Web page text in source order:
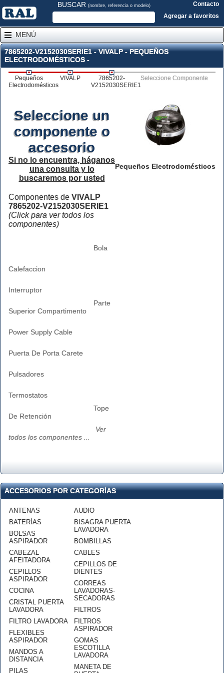
BUSCAR (nombre, referencia o modelo)
Contacto
Agregar a favoritos
MENÚ
7865202-V2152030SERIE1 - VIVALP - PEQUEÑOS
ELECTRODOMÉSTICOS -
Pequeños
Electrodomésticos
VIVALP
7865202-
V2152030SERIE1
Seleccione Componente
Pequeños Electrodomésticos
Seleccione un
componente o
accesorio
Si no lo encuentra, háganos
una consulta y lo
buscaremos por usted
Componentes de VIVALP
7865202-V2152030SERIE1
(Click para ver todos los
componentes)
Bola
Calefaccion
Interruptor
Parte
Superior Compartimento
Power Supply Cable
Puerta De Porta Carete
Pulsadores
Termostatos
Tope
De Retención
Ver
todos los componentes ...
ACCESORIOS POR CATEGORÍAS
ANTENAS
BATERÍAS
BOLSAS
ASPIRADOR
CABEZAL
AFEITADORA
CEPILLOS
ASPIRADOR
COCINA
CRISTAL PUERTA
LAVADORA
FILTRO LAVADORA
FLEXIBLES
ASPIRADOR
MANDOS A
DISTANCIA
PILAS
AUDIO
BISAGRA PUERTA
LAVADORA
BOMBILLAS
CABLES
CEPILLOS DE
DIENTES
CORREAS
LAVADORAS-
SECADORAS
FILTROS
FILTROS
ASPIRADOR
GOMAS
ESCOTILLA
LAVADORA
MANETA DE